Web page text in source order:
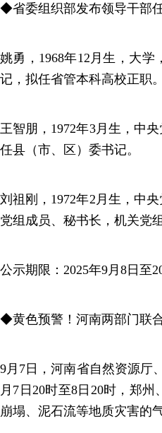
◆省委组织部发布领导干部
姚勇，1968年12月生，大
记，拟任省管本科高校正职。
王智朋，1972年3月生，中
任县（市、区）委书记。
刘祖刚，1972年2月生，中
党组成员、秘书长，机关党
公示期限：2025年9月8日至
◆黄色预警！河南两部门联
9月7日，河南省自然资源厅
月7日20时至8日20时，郑
崩塌、泥石流等地质灾害的